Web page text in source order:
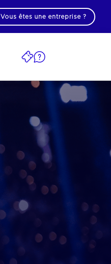
Vous êtes une entreprise ?